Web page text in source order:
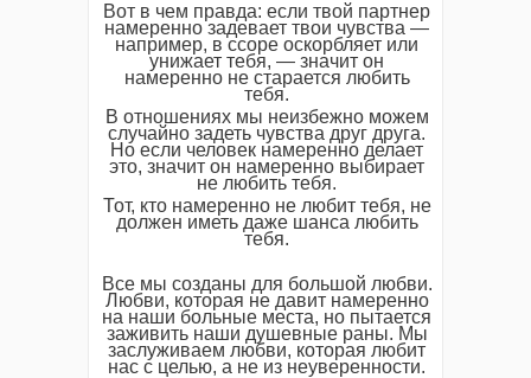
Вот в чем правда: если твой партнер
намеренно задевает твои чувства —
например, в ссоре оскорбляет или
унижает тебя, — значит он
намеренно не старается любить
тебя.
В отношениях мы неизбежно можем
случайно задеть чувства друг друга.
Но если человек намеренно делает
это, значит он намеренно выбирает
не любить тебя.
Тот, кто намеренно не любит тебя, не
должен иметь даже шанса любить
тебя.
Все мы созданы для большой любви.
Любви, которая не давит намеренно
на наши больные места, но пытается
заживить наши душевные раны. Мы
заслуживаем любви, которая любит
нас с целью, а не из неуверенности.